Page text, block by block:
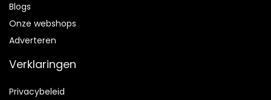
Blogs
Onze webshops
Adverteren
Verklaringen
Privacybeleid